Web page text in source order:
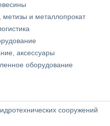
метизы и металлопрокат
аксессуары
оборудование
сооружений